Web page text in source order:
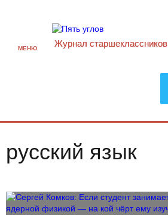
МЕНЮ Журнал старшекласcников
русский язык